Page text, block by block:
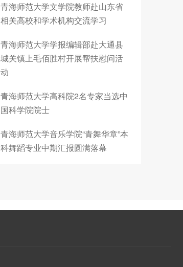
青海师范大学文学院教师赴山东省
相关高校和学术机构交流学习
青海师范大学学报编辑部赴大通县
城关镇上毛佰胜村开展帮扶慰问活
动
青海师范大学高科院2名专家当选中
国科学院院士
青海师范大学音乐学院“青舞华章”本
科舞蹈专业中期汇报圆满落幕